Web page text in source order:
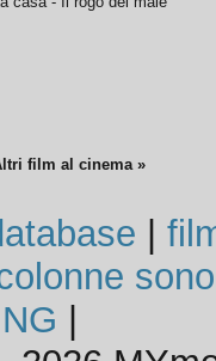
film al cinema »